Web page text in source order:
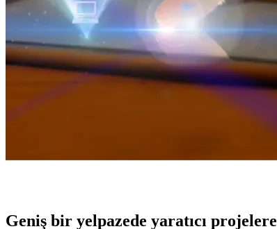
Geniş bir yelpazede yaratıcı projelere